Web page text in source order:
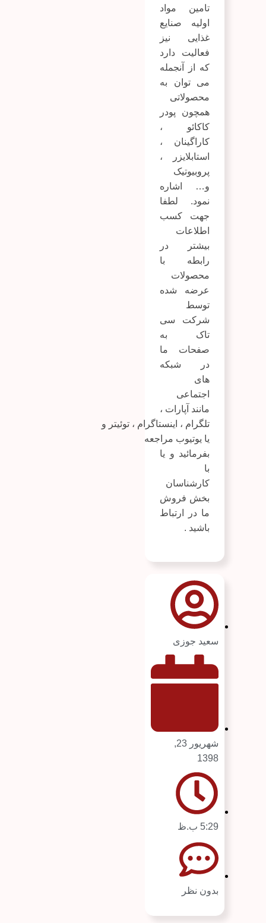
تامین مواد
اولیه صنایع
غذایی نیز
فعالیت دارد
که از آنجمله
می توان به
محصولاتی
همچون پودر
کاکائو ،
کاراگینان ،
استابلایزر
،
پروبیوتیک
و… اشاره
نمود. لطفا
جهت کسب
اطلاعات
بیشتر در
رابطه با
محصولات
عرضه شده
توسط
شرکت سی
تاک به
صفحات ما
در شبکه
های
اجتماعی
مانند آپارات ،
تلگرام ، اینستاگرام ، توئیتر و
یا یوتیوب مراجعه
بفرمائید و یا
با
کارشناسان
بخش فروش
ما در ارتباط
باشید .
سعید جوزی
شهریور 23,
1398
5:29 ب.ظ
بدون نظر